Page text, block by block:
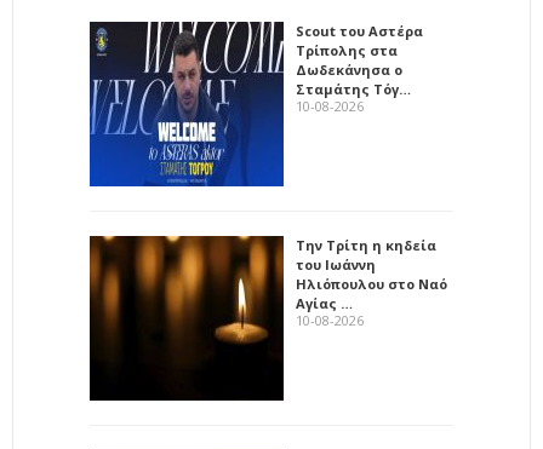
Scout του Αστέρα
Τρίπολης στα
Δωδεκάνησα ο
Σταμάτης Τόγ…
10-08-2026
Την Τρίτη η κηδεία
του Ιωάννη
Ηλιόπουλου στο Ναό
Αγίας …
10-08-2026